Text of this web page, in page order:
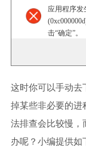
应用程序发
击“确定”。
这时你可以手动去
掉某些非必要的进
法排查会比较慢，
办呢？小编提供如